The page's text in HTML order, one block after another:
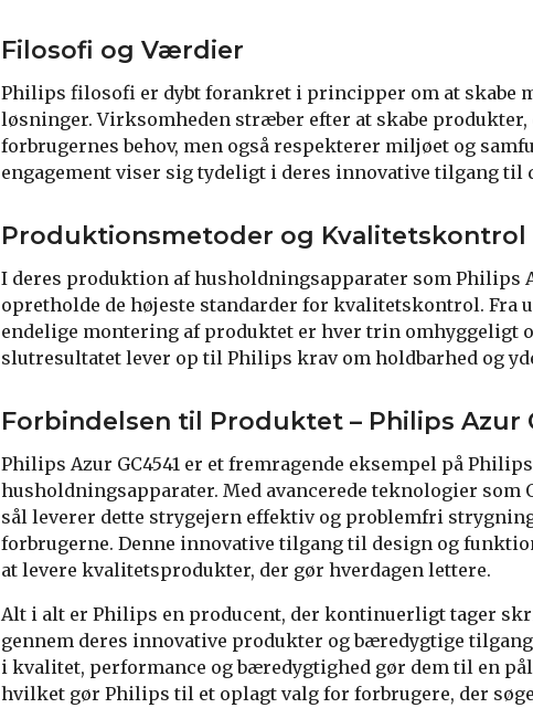
Filosofi og Værdier
Philips filosofi er dybt forankret i principper om at skabe
løsninger. Virksomheden stræber efter at skabe
forbrugernes behov, men også respekterer miljøet og
engagement viser sig tydeligt i deres innovative tilgang til
Produktionsmetoder og Kvalitetskontrol
I deres produktion af husholdningsapparater som Philips
opretholde de højeste standarder for kvalitetskontrol. Fra
endelige montering af produktet er hver trin omhyggeligt
slutresultatet lever op til Philips krav om holdbarhed og
Forbindelsen til Produktet – Philips Azur
Philips Azur GC4541 er et fremragende eksempel på
husholdningsapparater. Med avancerede teknologier som
sål leverer dette strygejern effektiv og problemfri
forbrugerne. Denne innovative tilgang til design og
at levere kvalitetsprodukter, der gør hverdagen lettere.
Alt i alt er Philips en producent, der kontinuerligt tager
gennem deres innovative produkter og bæredygtige
i kvalitet, performance og bæredygtighed gør dem til en
hvilket gør Philips til et oplagt valg for forbrugere, der